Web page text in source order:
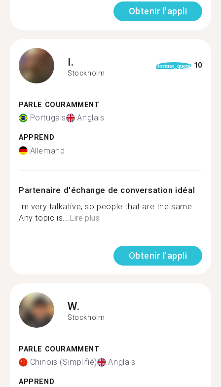
Obtenir l'appli
I.
Stockholm
format_quote 10
PARLE COURAMMENT
Portugais Anglais
APPREND
Allemand
Partenaire d'échange de conversation idéal
Im very talkative, so people that are the same.
Any topic is... Lire plus
Obtenir l'appli
W.
Stockholm
PARLE COURAMMENT
Chinois (Simplifié) Anglais
APPREND